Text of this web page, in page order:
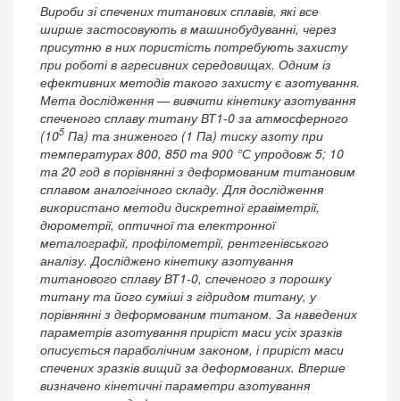
Вироби зі спечених титанових сплавів, які все
ширше застосовують в машинобудуванні, через
присутню в них пористість потребують захисту
при роботі в агресивних середовищах. Одним із
ефективних методів такого захисту є азотування.
Мета дослідження — вивчити кінетику азотування
спеченого сплаву титану ВТ1-0 за атмосферного
(105 Па) та зниженого (1 Па) тиску азоту при
температурах 800, 850 та 900 °С упродовж 5; 10
та 20 год в порівнянні з деформованим титановим
сплавом аналогічного складу. Для дослідження
використано методи дискретної гравіметрії,
дюрометрії, оптичної та електронної
металографії, профілометрії, рентгенівського
аналізу. Досліджено кінетику азотування
титанового сплаву ВТ1-0, спеченого з порошку
титану та його суміші з гідридом титану, у
порівнянні з деформованим титаном. За наведених
параметрів азотування приріст маси усіх зразків
описується параболічним законом, і приріст маси
спечених зразків вищий за деформованих. Вперше
визначено кінетичні параметри азотування